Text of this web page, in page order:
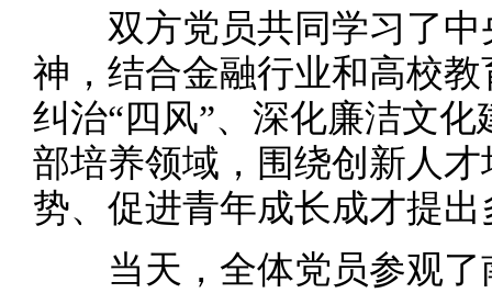
双方党员共同学习了中
神，结合金融行业和高校
纠治“四风”、深化廉洁文
部培养领域，围绕创新人
势、促进青年成长成才提
当天，全体党员参观了